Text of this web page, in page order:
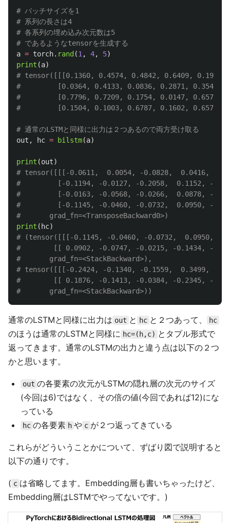
# バッチサイズを1
# 系列の長さは4
# 各系列の埋め込み次元数は5
a = torch. rand (1 , 4, 5)
print (a)
# tensor([[[0.1360, 0.4574, 0.4842, 0.6409, 0.1980],
#         [0.0364, 0.4133, 0.0836, 0.2871, 0.3542],
#         [0.7796, 0.7209, 0.1754, 0.0147, 0.6572],
out , hc = bilstm(a)
print (out)
# tensor([[[-0.0611,  0.0054, -0.0828,  0.0416, -
#         [-0.1194, -0.0127, -0.2058,  0.1152, -
#         [-0.0163, -0.0568, -0.0266,  0.0878, -
#         [-0.1145, -0.0460, -0.0732,  0.0950, -
print ( hc)
# (tensor([[[-0.1145, -0.0460, -0.0732,  0.0950, -
#        [[ 0.0902, -0.0747, -0.0215, -0.1434, -
#       grad_fn=<StackBackward>),
# tensor([[[-0.2424, -0.1340, -0.1559,  0.3499, -
#        [[ 0.1876, -0.1413, -0.0384, -0.2345, -
通常のLSTMと同様に出力は out と hc と２つあって、 hc
のほうは通常のLSTMと同様に hc=(h,c) とタプル形式で
返ってきます。通常のLSTMの出力と違う点は以下の２つ
かと思います。
out の各要素の次元がLSTMの隠れ層の次元のサイズ
(今回は6)ではなく、その倍の値(今回であれば12)にな
っている
hc の各要素 h や c が２つ返ってきている
これらがどういうことかについて、ずばり図で説明すると
以下の通りです。
( c は省略してます。Embedding層も書いちゃったけど、
Embedding層はLSTMでやってないです。)